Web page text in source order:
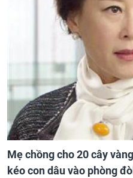
Mẹ chồng cho 20 cây
kéo con dâu vào phòng